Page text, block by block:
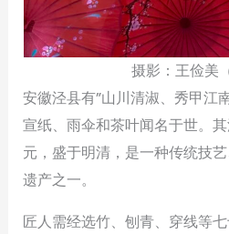
摄影：王俭美
安徽泾县有”山川清淑、秀甲江
宣纸、雨伞和茶叶闻名于世。
元，盛于明清，是一种传统技
遗产之一。
匠人需经选竹、刨青、穿线等